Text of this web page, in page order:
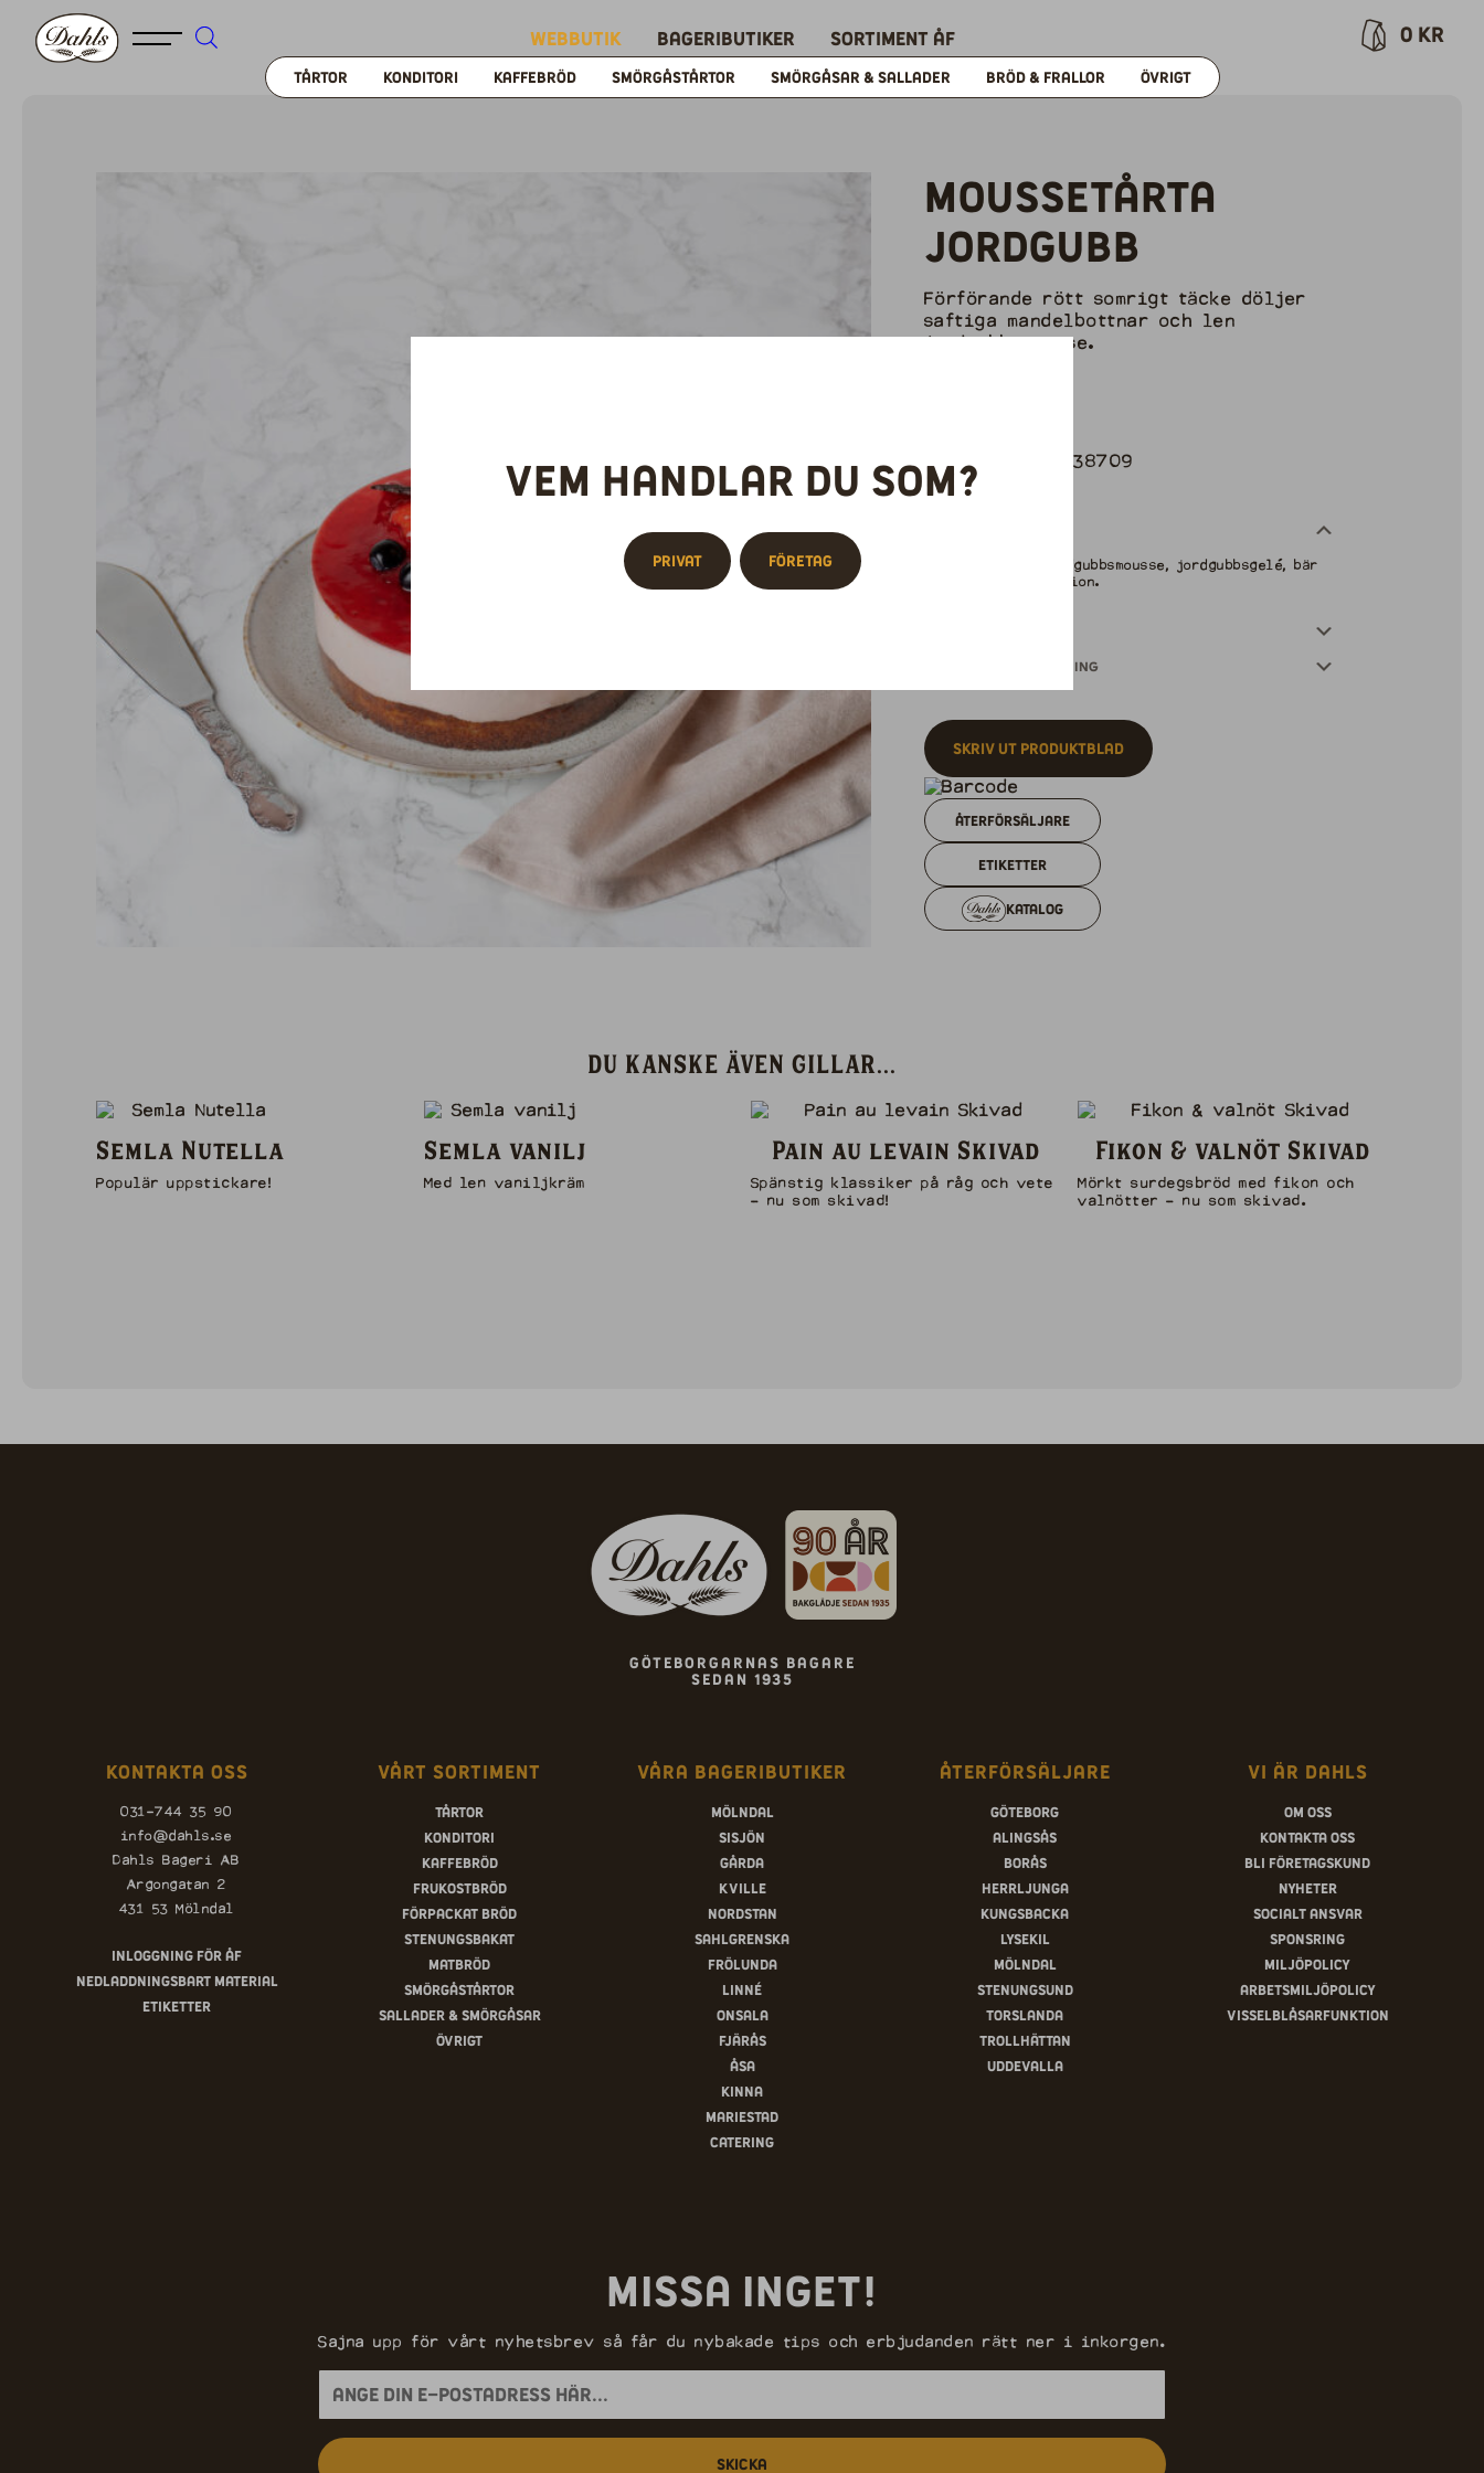
Webbutik Bageributiker Sortiment ÅF 0 kr
TÅRTOR KONDITORI KAFFEBRÖD SMÖRGÅSTÅRTOR SMÖRGÅSAR & SALLADER BRÖD & FRALLOR ÖVRIGT
Moussetårta
Jordgubb
Förförande rött somrigt täcke döljer
saftiga mandelbottnar och len
jordgubbsmousse.
EAN: 7350029738709
Mazarinbotten, jordgubbsmousse, jordgubbsgelé, bär
och chokladdekoration.
Ingrediensförteckning
Skriv ut produktblad
Återförsäljare
Etiketter
Katalog
DU KANSKE ÄVEN GILLAR...
Semla Nutella
Populär uppstickare!
Semla vanilj
Med len vaniljkräm
Pain au levain Skivad
Spänstig klassiker på råg och vete
- nu som skivad!
Fikon & valnöt Skivad
Mörkt surdegsbröd med fikon och
valnötter - nu som skivad.
Göteborgarnas bagare
sedan 1935
Kontakta oss
031-744 35 90
info@dahls.se
Dahls Bageri AB
Argongatan 2
431 53 Mölndal
Inloggning för ÅF
Nedladdningsbart material
Etiketter
Vårt sortiment
Tårtor
Konditori
Kaffebröd
Frukostbröd
Förpackat bröd
Stenungsbakat
Matbröd
Smörgåstårtor
Sallader & smörgåsar
Övrigt
Våra bageributiker
Mölndal
Sisjön
Gårda
Kville
Nordstan
Sahlgrenska
Frölunda
Linné
Onsala
Fjärås
Åsa
Kinna
Mariestad
Catering
Återförsäljare
Göteborg
Alingsås
Borås
Herrljunga
Kungsbacka
Lysekil
Mölndal
Stenungsund
Torslanda
Trollhättan
Uddevalla
Vi är Dahls
Om oss
Kontakta oss
Bli företagskund
Nyheter
Socialt ansvar
Sponsring
Miljöpolicy
Arbetsmiljöpolicy
Visselblåsarfunktion
Missa inget!
Sajna upp för vårt nyhetsbrev så får du nybakade tips och erbjudanden rätt ner i inkorgen.
Vem handlar du som?
Privat Företag